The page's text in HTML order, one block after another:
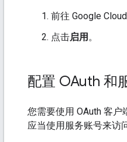
前往 Google
点击启用 。
配置 OAuth 和
您需要使用 OAuth 客
应当使用服务账号来访